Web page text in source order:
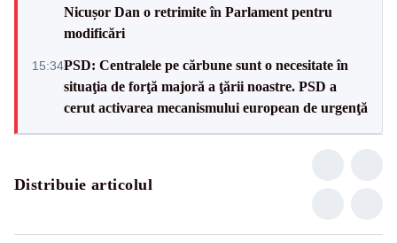
Nicușor Dan o retrimite în Parlament pentru
modificări
15:34PSD: Centralele pe cărbune sunt o necesitate în
situaţia de forţă majoră a ţării noastre. PSD a
cerut activarea mecanismului european de urgenţă
Distribuie articolul